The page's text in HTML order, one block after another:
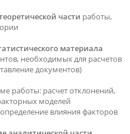
части работы,
материала
необходимых для расчетов
документов)
работы: расчет отклонений,
моделей
влияния факторов